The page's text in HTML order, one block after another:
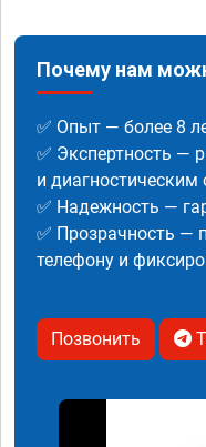
Почему нам
✅ Опыт — более 8
✅ Экспертность —
и
✅ Надежность —
✅ Прозрачность —
телефону и
Позвонить